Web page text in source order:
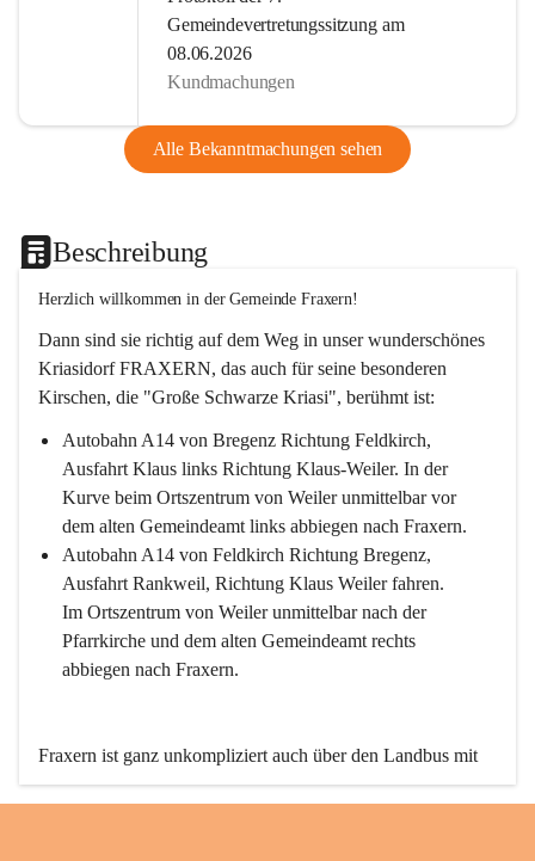
Gemeindevertretungssitzung am
08.06.2026
Kundmachungen
Alle Bekanntmachungen sehen
Beschreibung
Herzlich willkommen in der Gemeinde Fraxern!
Dann sind sie richtig auf dem Weg in unser wunderschönes
Kriasidorf FRAXERN, das auch für seine besonderen
Kirschen, die "Große Schwarze Kriasi", berühmt ist:
Autobahn A14 von Bregenz Richtung Feldkirch,
Ausfahrt Klaus links Richtung Klaus-Weiler. In der
Kurve beim Ortszentrum von Weiler unmittelbar vor
dem alten Gemeindeamt links abbiegen nach Fraxern.
Autobahn A14 von Feldkirch Richtung Bregenz,
Ausfahrt Rankweil, Richtung Klaus Weiler fahren.
Im Ortszentrum von Weiler unmittelbar nach der
Pfarrkirche und dem alten Gemeindeamt rechts
abbiegen nach Fraxern.
Fraxern ist ganz unkompliziert auch über den Landbus mit
den öffentlichen Verkehrsmitteln zu erreichen. Die Linie